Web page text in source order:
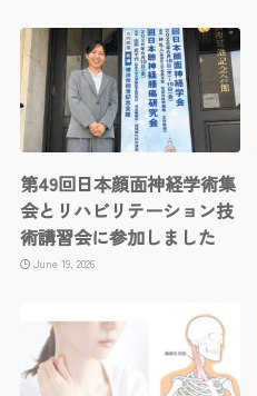
第49回日本顔面神経学術集
会とリハビリテーション技
術講習会に参加しました
June 19, 2026